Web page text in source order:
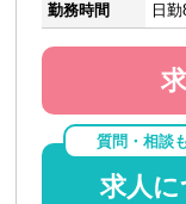
勤務時間
日
質問・相談
求人